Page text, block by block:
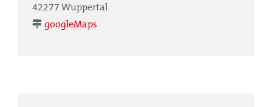
42277 Wuppertal
googleMaps